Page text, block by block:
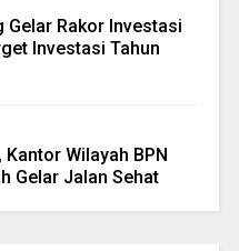
Gelar Rakor Investasi
Investasi Tahun
Kantor Wilayah BPN
Gelar Jalan Sehat